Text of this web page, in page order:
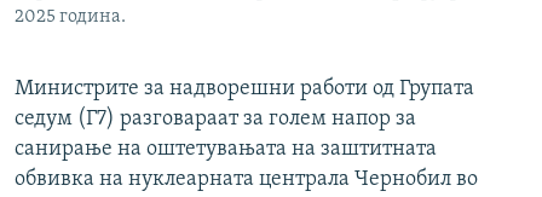
2025 година.
Министрите за надворешни работи од Групата
седум (Г7) разговараат за голем напор за
санирање на оштетувањата на заштитната
обвивка на нуклеарната централа Чернобил во